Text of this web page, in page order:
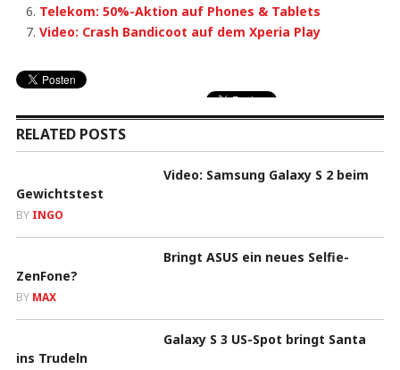
Telekom: 50%-Aktion auf Phones & Tablets
Video: Crash Bandicoot auf dem Xperia Play
RELATED POSTS
Video: Samsung Galaxy S 2 beim
Gewichtstest
BY INGO
Bringt ASUS ein neues Selfie-
ZenFone?
BY MAX
Galaxy S 3 US-Spot bringt Santa
ins Trudeln